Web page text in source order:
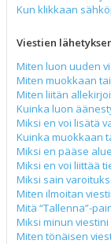
Kun klikkaan
Viestien
Miten luon uuden
Miten muokkaan
Miten liitän
Kuinka luon
Miksi en voi lisätä
Kuinka muokkaan
Miksi en pääse
Miksi en voi liittää
Miksi sain
Miten ilmoitan
Mitä “Tallenna”-
Miksi minun
Miten tönäisen